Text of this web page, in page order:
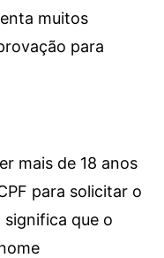
muitos
para
mais de 18 anos
para solicitar o
que o